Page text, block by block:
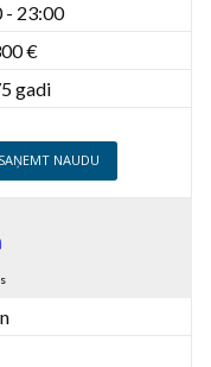
- 23:00
€
gadi
NAUDU